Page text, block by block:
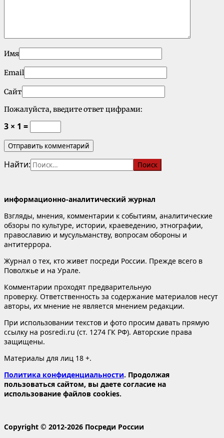
Имя
Email
Сайт
Пожалуйста, введите ответ цифрами:
3 × 1 =
Найти:
информационно-аналитический журнал
Взгляды, мнения, комментарии к событиям, аналитические
обзоры по культуре, истории, краеведению, этнографии,
православию и мусульманству, вопросам обороны и
антитеррора.
Журнал о тех, кто живет посреди России. Прежде всего в
Поволжье и на Урале.
Комментарии проходят предварительную
проверку. Ответственность за содержание материалов несут
авторы, их мнение не является мнением редакции.
При использовании текстов и фото просим давать прямую
ссылку на posredi.ru (ст. 1274 ГК РФ). Авторские права
защищены.
Материалы для лиц 18 +.
Политика конфиденциальности. Продолжая
пользоваться сайтом, вы даете согласие на
использование файлов cookies.
Copyright © 2012-2026 Посреди России